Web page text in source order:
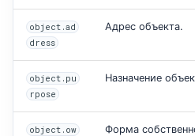
object.ad
dress
Адрес объекта.
object.pu
rpose
Назначение
object.ow
Форма